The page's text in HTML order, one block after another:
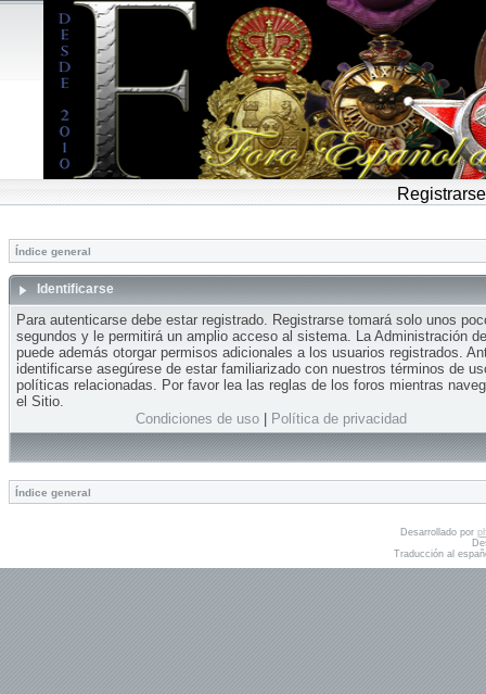
Registrarse
Índice general
Identificarse
Para autenticarse debe estar registrado. Registrarse tomará solo unos
segundos y le permitirá un amplio acceso al sistema. La Administración
puede además otorgar permisos adicionales a los usuarios registrados.
identificarse asegúrese de estar familiarizado con nuestros términos de
políticas relacionadas. Por favor lea las reglas de los foros mientras
el Sitio.
Condiciones de uso| Política de privacidad
Índice general
Desarrollado por
Traducción al